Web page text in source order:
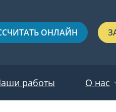
ОНЛАЙН
работы О нас